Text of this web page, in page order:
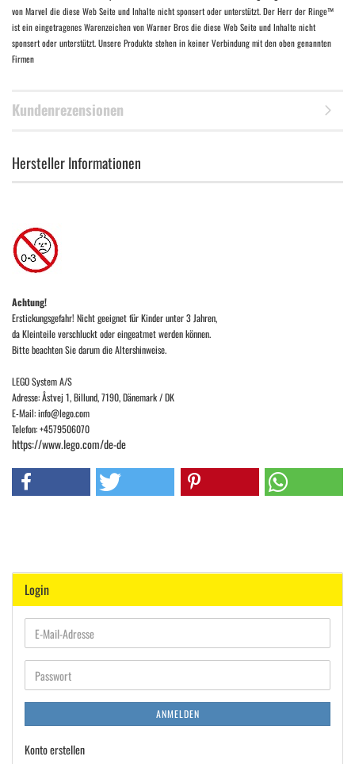
von Marvel die diese Web Seite und Inhalte nicht sponsert oder unterstützt. Der Herr der Ringe™
ist ein eingetragenes Warenzeichen von Warner Bros die diese Web Seite und Inhalte nicht
sponsert oder unterstützt. Unsere Produkte stehen in keiner Verbindung mit den oben genannten
Firmen
Kundenrezensionen
Hersteller Informationen
Achtung!
Erstickungsgefahr! Nicht geeignet für Kinder unter 3 Jahren,
da Kleinteile verschluckt oder eingeatmet werden können.
Bitte beachten Sie darum die Altershinweise.
LEGO System A/S
Adresse: Åstvej 1, Billund, 7190, Dänemark / DK
E-Mail: info@lego.com
Telefon: +4579506070
https://www.lego.com/de-de
Login
E-
Mail-
Adresse
Passwort
ANMELDEN
Konto erstellen